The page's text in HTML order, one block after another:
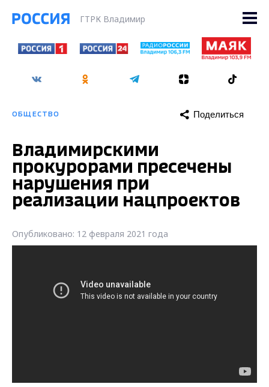
ГТРК Владимир
ОБЩЕСТВО Поделиться
Владимирскими
прокурорами пресечены
нарушения при
реализации нацпроектов
Опубликовано: 12 февраля 2021 года